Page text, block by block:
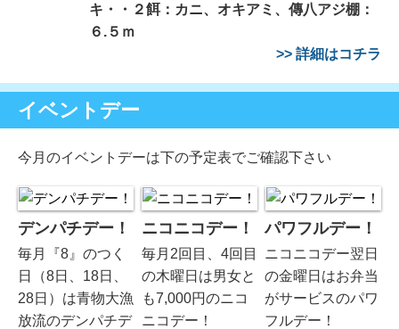
キ・・２餌：カニ、オキアミ、傳八アジ棚：
６.５ｍ
>> 詳細はコチラ
イベントデー
今月のイベントデーは下の予定表でご確認下さい
デンパチデー！
毎月『8』のつく
日（8日、18日、
28日）は青物大漁
放流のデンパチデ
ニコニコデー！
毎月2回目、4回目
の木曜日は男女と
も7,000円のニコ
ニコデー！
パワフルデー！
ニコニコデー翌日
の金曜日はお弁当
がサービスのパワ
フルデー！